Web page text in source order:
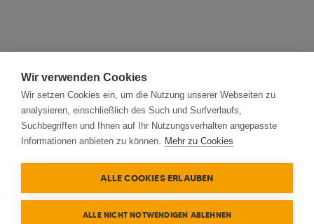
Wir verwenden Cookies
Wir setzen Cookies ein, um die Nutzung unserer Webseiten zu
analysieren, einschließlich des Such und Surfverlaufs,
Suchbegriffen und Ihnen auf Ihr Nutzungsverhalten angepasste
Informationen anbieten zu können. Mehr zu Cookies
ALLE COOKIES ERLAUBEN
ALLE NICHT NOTWENDIGEN ABLEHNEN